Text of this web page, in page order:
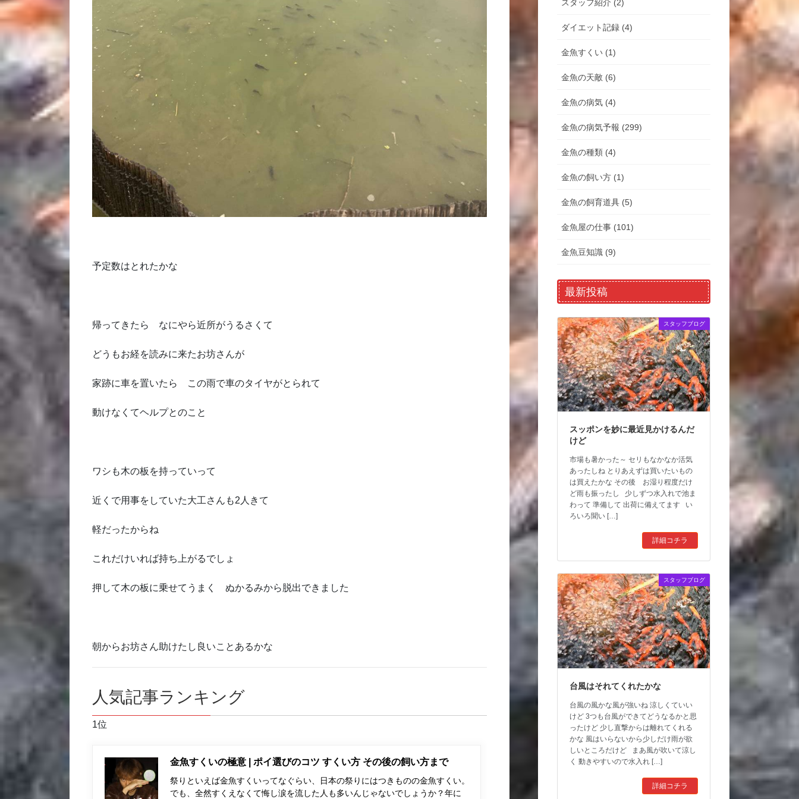
予定数はとれたかな
帰ってきたら なにやら近所がうるさくて
どうもお経を読みに来たお坊さんが
家跡に車を置いたら この雨で車のタイヤがとられて
動けなくてヘルプとのこと
ワシも木の板を持っていって
近くで用事をしていた大工さんも2人きて
軽だったからね
これだけいれば持ち上がるでしょ
押して木の板に乗せてうまく ぬかるみから脱出できました
朝からお坊さん助けたし良いことあるかな
人気記事ランキング
1位
金魚すくいの極意 | ポイ選びのコツ すくい方 その後の飼い方まで
祭りといえば金魚すくいってなぐらい、日本の祭りにはつきものの金魚すくい。
でも、全然すくえなくて悔し涙を流した人も多いんじゃないでしょうか？年に
スタッフ紹介 (2)
ダイエット記録 (4)
金魚すくい (1)
金魚の天敵 (6)
金魚の病気 (4)
金魚の病気予報 (299)
金魚の種類 (4)
金魚の飼い方 (1)
金魚の飼育道具 (5)
金魚屋の仕事 (101)
金魚豆知識 (9)
最新投稿
スタッフブログ
スッポンを妙に最近見かけるんだ
けど
市場も暑かった～ セリもなかなか活気
あったしね とりあえずは買いたいもの
は買えたかな その後 お湿り程度だけ
ど雨も振ったし 少しずつ水入れで池ま
わって 準備して 出荷に備えてます い
ろいろ聞い […]
詳細コチラ
スタッフブログ
台風はそれてくれたかな
台風の風かな風が強いね 涼しくていい
けど 3つも台風ができてどうなるかと思
ったけど 少し直撃からは離れてくれる
かな 風はいらないから少しだけ雨が欲
しいところだけど まあ風が吹いて涼し
く 動きやすいので水入れ […]
詳細コチラ